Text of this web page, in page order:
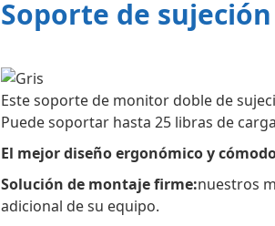
Soporte de
Este soporte de monitor doble de
Puede soportar hasta 25 libras de
El mejor diseño ergonómico y
Solución de montaje firme:nuestros
adicional de su equipo.